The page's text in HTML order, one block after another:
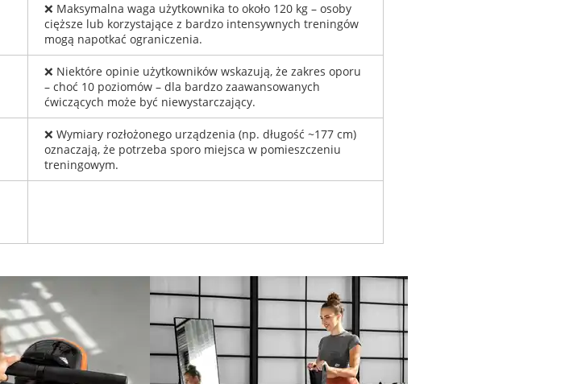
❌ Maksymalna waga użytkownika to około 120 kg – osoby
cięższe lub korzystające z bardzo intensywnych treningów
mogą napotkać ograniczenia.
❌ Niektóre opinie użytkowników wskazują, że zakres oporu
– choć 10 poziomów – dla bardzo zaawansowanych
ćwiczących może być niewystarczający.
❌ Wymiary rozłożonego urządzenia (np. długość ~177 cm)
oznaczają, że potrzeba sporo miejsca w pomieszczeniu
treningowym.